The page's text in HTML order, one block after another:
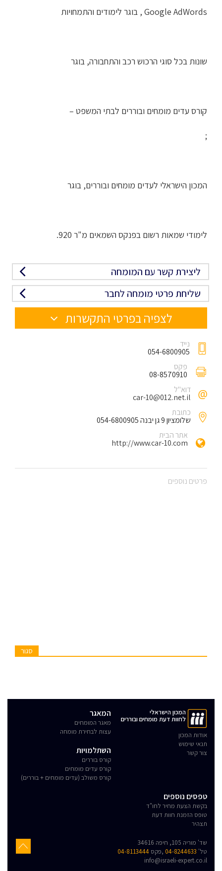
Google AdWords , בוגר לימודים והתמחויות
שונות בכל סוגי הרכוש רכב והתחבורה, בוגר
קורס עדים מומחים ובוררים לבתי המשפט –
;
המכון הישראלי לעדים מומחים ובוררים, בוגר
לימודי שמאות רשום בפנקס השמאים מ"ר 920.
ליצירת קשר עם המומחה
שליחת פרטי מומחה לחבר
לצפיה בפרטי התקשרות
נייד
054-6800905
פקס
08-8570910
דוא"ל
car-10@012.net.il
כתובת
שלומציון 9 גן יבנה 054-6800905
אתר הבית
http://www.car-10.com
פרטים נוספים
סגור
המכון הישראלי
לחוות דעת מומחים ובוררים
אודות המכון
תנאי שימוש
צור קשר
המאגר
מאגר המומחים
עצות לבחירת מומחה
השתלמויות
קורס בוררים
קורס עדים מומחים
קורס משולב (עדים מומחים + בוררים)
טפסים נוספים
בקשת הצעת מחיר לחו"ד
טופס הזמנת חוות דעת
תצהיר
שד' מוריה 105, חיפה 34616
טל' 04-8244633 ,פקס 04-8113444
info@israeli-expert.co.il